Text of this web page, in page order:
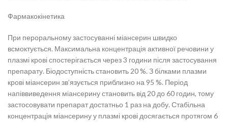
Фармакокінетика
При пероральному застосуванні міансерин швидко
всмоктується. Максимальна концентрація активної речовини у
плазмі крові спостерігається через 3 години після застосування
препарату. Біодоступність становить 20 %. З білками плазми
крові міансерин зв’язується приблизно на 95 %. Період
напіввиведення міансерину становить від 20 до 60 годин, тому
застосовувати препарат достатньо 1 раз на добу. Стабільна
концентрація міансерину у плазмі крові досягається протягом 6